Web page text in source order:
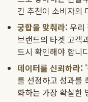
긴 추천이 소비자의
궁합을 맞춰라: 우리
브랜드의 타겟 고객
드시 확인해야 합니
데이터를 신뢰하라: '
를 선정하고 성과를
화하는 가장 확실한